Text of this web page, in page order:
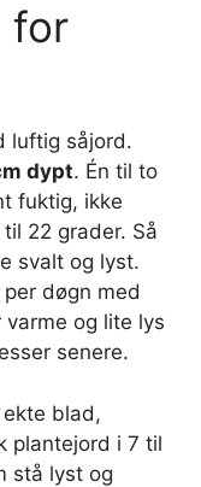
for
luftig såjord.
dypt. Én til to
fuktig, ikke
22 grader. Så
svalt og lyst.
per døgn med
og lite lys
senere.
blad,
plantejord i 7 til
stå lyst og